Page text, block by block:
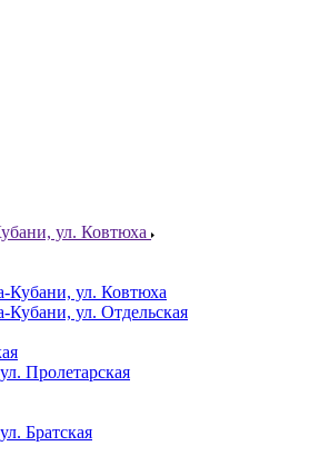
ул. Ковтюха
Кубани, ул. Ковтюха
Кубани, ул. Отдельская
Пролетарская
Братская